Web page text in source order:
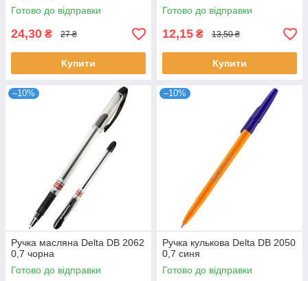
Готово до відправки
24,30 ₴ 27 ₴
Купити
Готово до відправки
12,15 ₴ 13,50 ₴
Купити
–10%
Ручка масляна Delta DB 2062
0,7 чорна
Готово до відправки
–10%
Ручка кулькова Delta DB 2050
0,7 синя
Готово до відправки